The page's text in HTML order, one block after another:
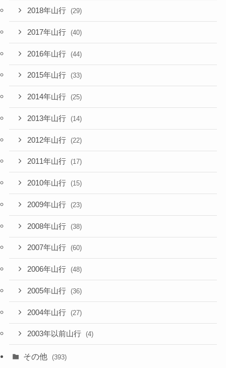
2018年山行 (29)
2017年山行 (40)
2016年山行 (44)
2015年山行 (33)
2014年山行 (25)
2013年山行 (14)
2012年山行 (22)
2011年山行 (17)
2010年山行 (15)
2009年山行 (23)
2008年山行 (38)
2007年山行 (60)
2006年山行 (48)
2005年山行 (36)
2004年山行 (27)
2003年以前山行 (4)
その他 (393)